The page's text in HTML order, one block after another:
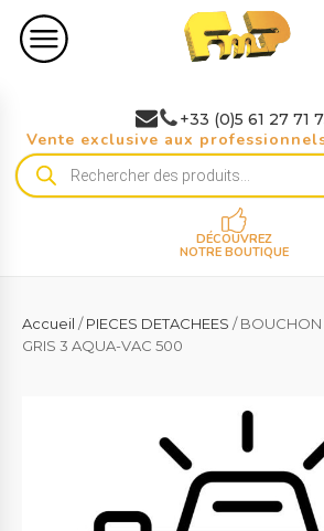
+33 (0)5 61 27 71
Vente exclusive aux
Recherche
de
DÉCOUVREZ
NOTRE BOUTIQUE
Accueil /PIECES DETACHEES / BOUCHON
GRIS 3 AQUA-VAC 500